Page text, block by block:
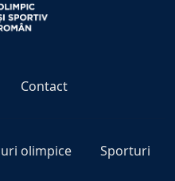
Contact
olimpice Sporturi